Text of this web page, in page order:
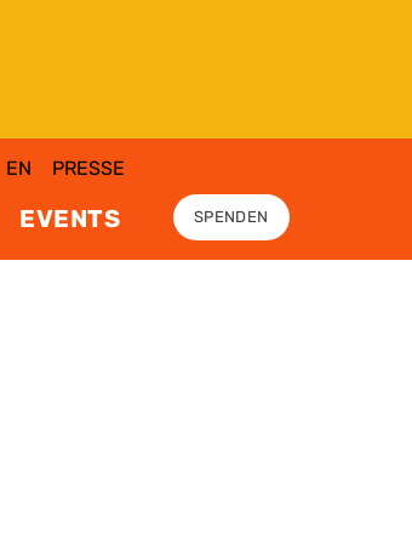
EN PRESSE
EVENTS SPENDEN